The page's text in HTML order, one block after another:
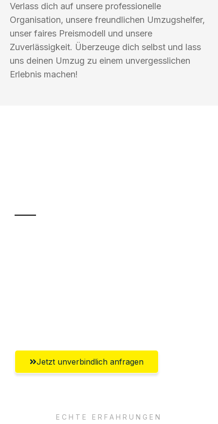
Verlass dich auf unsere professionelle
Organisation, unsere freundlichen Umzugshelfer,
unser faires Preismodell und unsere
Zuverlässigkeit. Überzeuge dich selbst und lass
uns deinen Umzug zu einem unvergesslichen
Erlebnis machen!
Jetzt unverbindlich anfragen
ECHTE ERFAHRUNGEN